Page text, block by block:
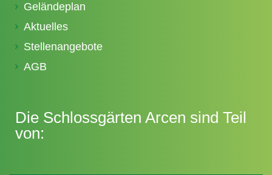
Geländeplan
Aktuelles
Stellenangebote
AGB
Die Schlossgärten Arcen sind Teil
von: